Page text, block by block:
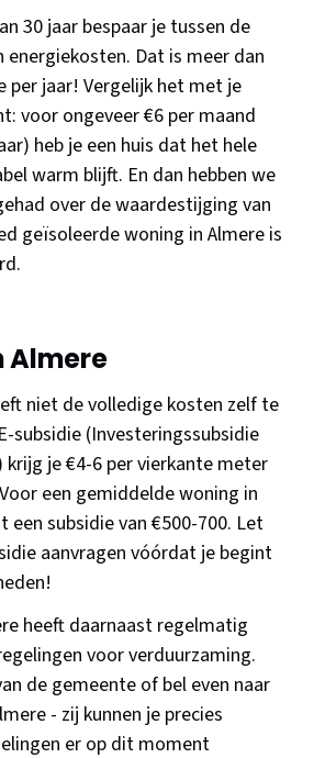
30 jaar bespaar je tussen de
energiekosten. Dat is meer dan
per jaar! Vergelijk het met je
voor ongeveer €6 per maand
heb je een huis dat het hele
warm blijft. En dan hebben we
over de waardestijging van
geïsoleerde woning in Almere is
Almere
niet de volledige kosten zelf te
subsidie (Investeringssubsidie
krijg je €4-6 per vierkante meter
een gemiddelde woning in
een subsidie van €500-700. Let
aanvragen vóórdat je begint
heeft daarnaast regelmatig
voor verduurzaming.
de gemeente of bel even naar
- zij kunnen je precies
er op dit moment